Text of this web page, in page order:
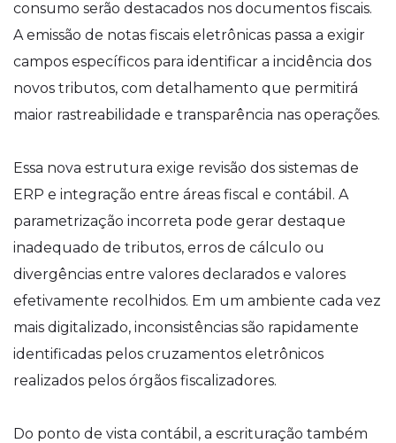
consumo serão destacados nos documentos fiscais.
A emissão de notas fiscais eletrônicas passa a exigir
campos específicos para identificar a incidência dos
novos tributos, com detalhamento que permitirá
maior rastreabilidade e transparência nas operações.
Essa nova estrutura exige revisão dos sistemas de
ERP e integração entre áreas fiscal e contábil. A
parametrização incorreta pode gerar destaque
inadequado de tributos, erros de cálculo ou
divergências entre valores declarados e valores
efetivamente recolhidos. Em um ambiente cada vez
mais digitalizado, inconsistências são rapidamente
identificadas pelos cruzamentos eletrônicos
realizados pelos órgãos fiscalizadores.
Do ponto de vista contábil, a escrituração também